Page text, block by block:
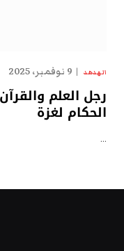
الهدهد 9 نوفمبر، 2025
رجل العلم
الحكام لغزة
…